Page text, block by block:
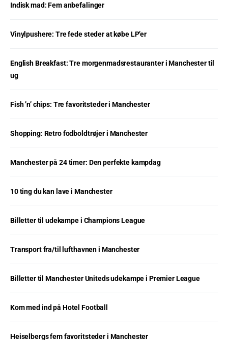
Indisk mad: Fem anbefalinger
Vinylpushere: Tre fede steder at købe LP’er
English Breakfast: Tre morgenmadsrestauranter i Manchester til
ug
Fish ’n’ chips: Tre favoritsteder i Manchester
Shopping: Retro fodboldtrøjer i Manchester
Manchester på 24 timer: Den perfekte kampdag
10 ting du kan lave i Manchester
Billetter til udekampe i Champions League
Transport fra/til lufthavnen i Manchester
Billetter til Manchester Uniteds udekampe i Premier League
Kom med ind på Hotel Football
Heiselbergs fem favoritsteder i Manchester